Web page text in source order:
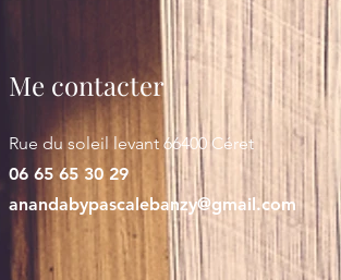
Me contacter
Rue du soleil levant 66400 Céret
06 65 65 30 29
anandabypascalebanzy@gmail.com